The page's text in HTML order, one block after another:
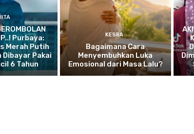
Purbaya:
Merah Putih
Dibayar Pakai
6 Tahun
KESRA
Bagaimana Cara
Menyembuhkan Luka
Emosional dari Masa Lalu?